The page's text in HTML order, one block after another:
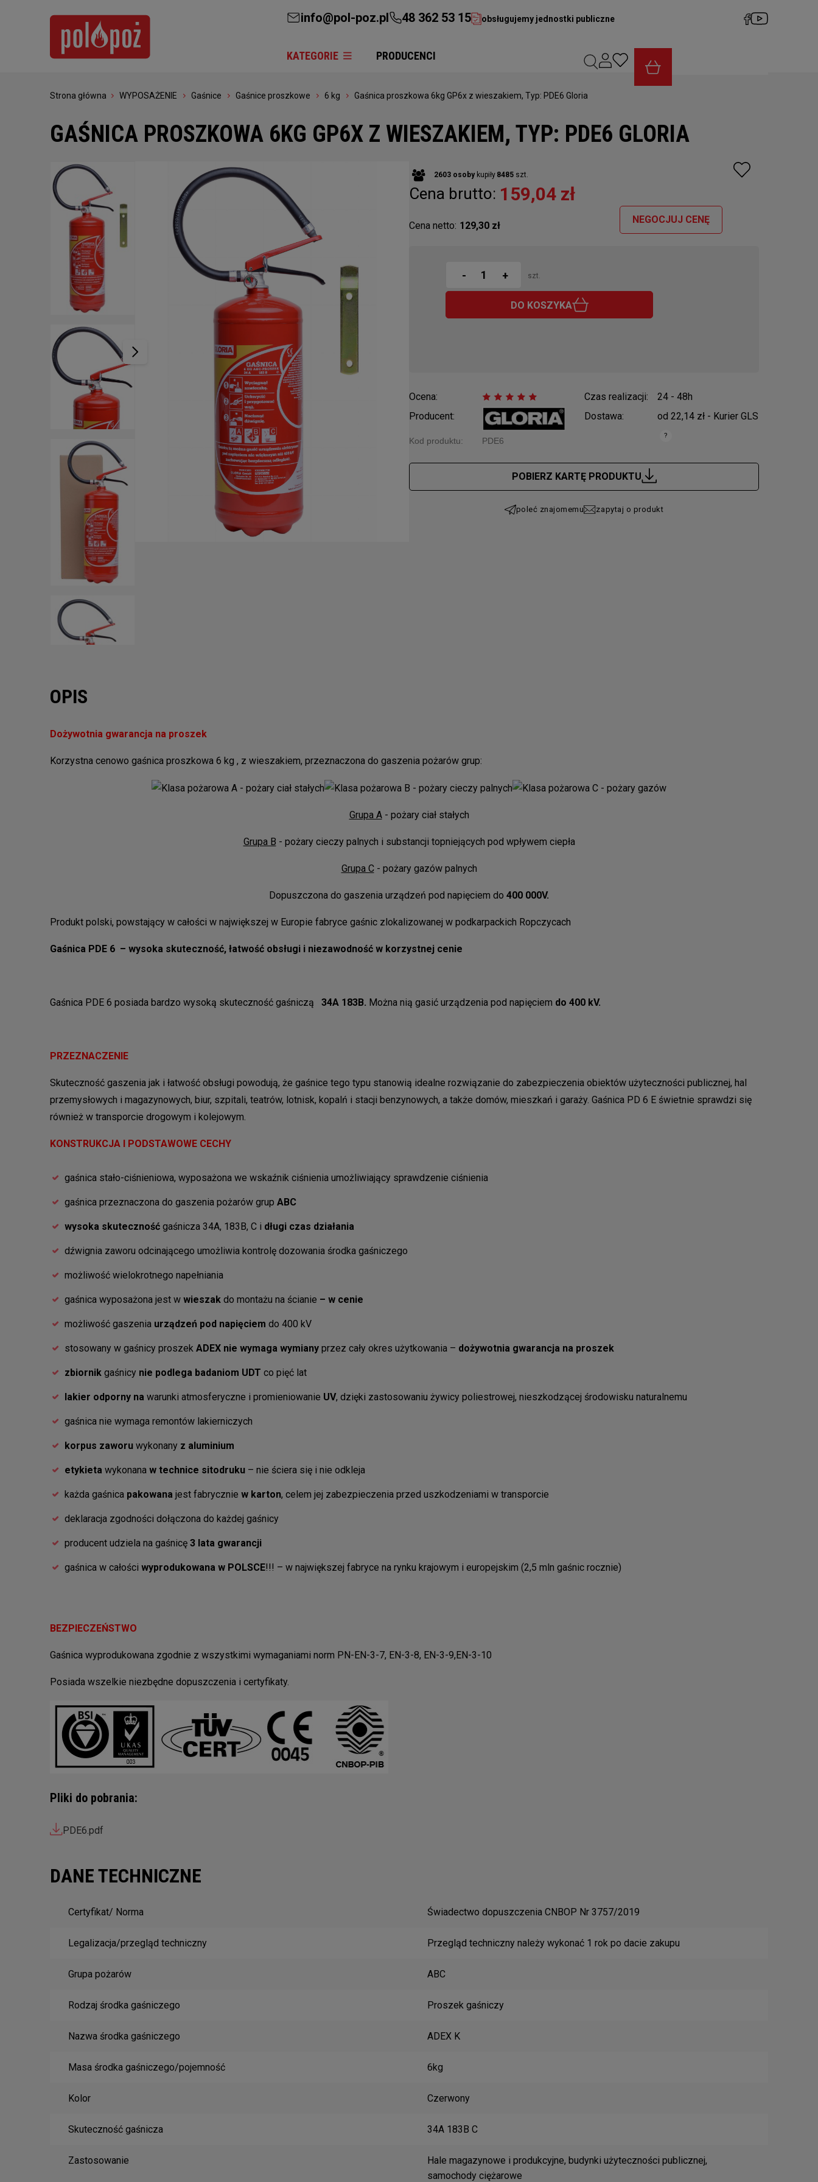
info@pol-poz.pl 48 362 53 15 obsługujemy jednostki publiczne
KATEGORIE PRODUCENCI
Strona główna WYPOSAŻENIE Gaśnice Gaśnice proszkowe 6 kg Gaśnica proszkowa 6kg GP6x z wieszakiem, Typ: PDE6 Gloria
GAŚNICA PROSZKOWA 6KG GP6X Z WIESZAKIEM, TYP: PDE6 GLORIA
2603 osoby kupiły 8485 szt.
Cena brutto: 159,04 zł
Cena netto: 129,30 zł
NEGOCJUJ CENĘ
- + szt.
DO KOSZYKA
Ocena:
Producent:
Kod produktu: PDE6
Czas realizacji:
24 - 48h
Dostawa:
od 22,14 zł - Kurier GLS
Cena nie zawiera ewentualnych kosztów
płatności
POBIERZ KARTĘ PRODUKTU
poleć znajomemu zapytaj o produkt
OPIS
Dożywotnia gwarancja na proszek
Korzystna cenowo gaśnica proszkowa 6 kg , z wieszakiem, przeznaczona do gaszenia pożarów grup:
Grupa A- pożary ciał stałych
Grupa B - pożary cieczy palnych i substancji topniejących pod wpływem ciepła
Grupa C- pożary gazów palnych
Dopuszczona do gaszenia urządzeń pod napięciem do 400 000V.
Produkt polski, powstający w całości w największej w Europie fabryce gaśnic zlokalizowanej w podkarpackich Ropczycach
Gaśnica PDE 6 – wysoka skuteczność, łatwość obsługi i niezawodność w korzystnej cenie
Gaśnica PDE 6 posiada bardzo wysoką skuteczność gaśniczą 34A 183B. Można nią gasić urządzenia pod napięciem do 400 kV.
PRZEZNACZENIE
Skuteczność gaszenia jak i łatwość obsługi powodują, że gaśnice tego typu stanowią idealne rozwiązanie do zabezpieczenia obiektów użyteczności publicznej, hal
przemysłowych i magazynowych, biur, szpitali, teatrów, lotnisk, kopalń i stacji benzynowych, a także domów, mieszkań i garaży. Gaśnica PD 6 E świetnie sprawdzi się
również w transporcie drogowym i kolejowym.
KONSTRUKCJA I PODSTAWOWE CECHY
gaśnica stało-ciśnieniowa, wyposażona we wskaźnik ciśnienia umożliwiający sprawdzenie ciśnienia
gaśnica przeznaczona do gaszenia pożarów grup ABC
wysoka skuteczność gaśnicza 34A, 183B, C i długi czas działania
dźwignia zaworu odcinającego umożliwia kontrolę dozowania środka gaśniczego
możliwość wielokrotnego napełniania
gaśnica wyposażona jest w wieszak do montażu na ścianie – w cenie
możliwość gaszenia urządzeń pod napięciem do 400 kV
stosowany w gaśnicy proszek ADEX nie wymaga wymiany przez cały okres użytkowania – dożywotnia gwarancja na proszek
zbiornik gaśnicy nie podlega badaniom UDT co pięć lat
lakier odporny na warunki atmosferyczne i promieniowanie UV, dzięki zastosowaniu żywicy poliestrowej, nieszkodzącej środowisku naturalnemu
gaśnica nie wymaga remontów lakierniczych
korpus zaworu wykonany z aluminium
etykieta wykonana w technice sitodruku – nie ściera się i nie odkleja
każda gaśnica pakowana jest fabrycznie w karton, celem jej zabezpieczenia przed uszkodzeniami w transporcie
deklaracja zgodności dołączona do każdej gaśnicy
producent udziela na gaśnicę 3 lata gwarancji
gaśnica w całości wyprodukowana w POLSCE!!! – w największej fabryce na rynku krajowym i europejskim (2,5 mln gaśnic rocznie)
BEZPIECZEŃSTWO
Gaśnica wyprodukowana zgodnie z wszystkimi wymaganiami norm PN-EN-3-7, EN-3-8, EN-3-9,EN-3-10
Posiada wszelkie niezbędne dopuszczenia i certyfikaty.
Pliki do pobrania:
PDE6.pdf
DANE TECHNICZNE
Certyfikat/ Norma Świadectwo dopuszczenia CNBOP Nr 3757/2019
Legalizacja/przegląd techniczny Przegląd techniczny należy wykonać 1 rok po dacie zakupu
Grupa pożarów ABC
Rodzaj środka gaśniczego Proszek gaśniczy
Nazwa środka gaśniczego ADEX K
Masa środka gaśniczego/pojemność 6kg
Kolor Czerwony
Skuteczność gaśnicza 34A 183B C
Zastosowanie
Hale magazynowe i produkcyjne, budynki użyteczności publicznej,
samochody ciężarowe